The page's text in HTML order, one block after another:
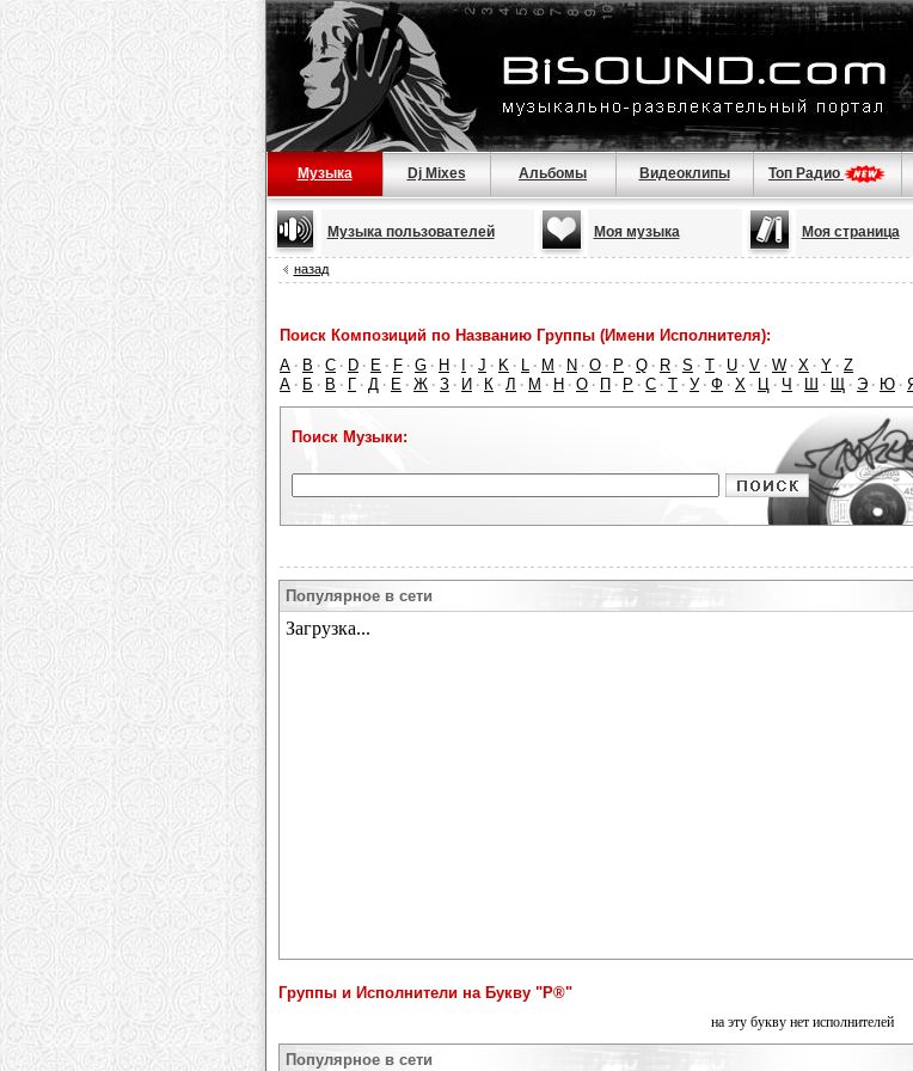
Музыка Dj Mixes Альбомы Видеоклипы Топ Радио
Музыка пользователей Моя музыка Моя страница
назад
Поиск Композиций по Названию Группы (Имени Исполнителя):
A · B · C · D · E · F · G · H · · J · K · L · M · N · O · P · Q · R · S · T · U · V · W · X · Y · Z
А · Б · В · Г · Д · Е · Ж · З · И · К · Л · М · Н · О · П · Р · С · Т · У · Ф · Х · Ц · Ч · Ш · Щ · Э · Ю ·
Поиск Музыки:
Популярное в сети
Группы и Исполнители на Букву "Р®"
на эту букву нет исполнителей
Популярное в сети